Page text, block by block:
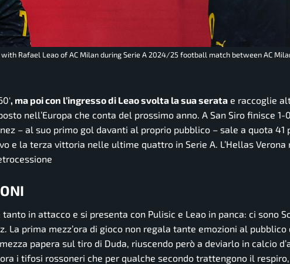
Rafael Leao of AC Milan during Serie A 2024/25 football match between AC
, ma poi con l’ingresso di Leao svolta la sua serata e raccoglie
nell’Europa che conta del prossimo anno. A San Siro finisce 1-
– al suo primo gol davanti al proprio pubblico – sale a quota 41
e la terza vittoria nelle ultime quattro in Serie A. L’Hellas Verona
in attacco e si presenta con Pulisic e Leao in panca: ci sono
La prima mezz’ora di gioco non regala tante emozioni al pubblico
papera sul tiro di Duda, riuscendo però a deviarlo in calcio
i tifosi rossoneri che per qualche secondo trattengono il